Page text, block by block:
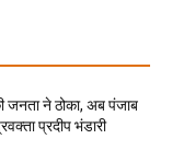
जनता ने ठोका, अब पंजाब
प्रदीप भंडारी